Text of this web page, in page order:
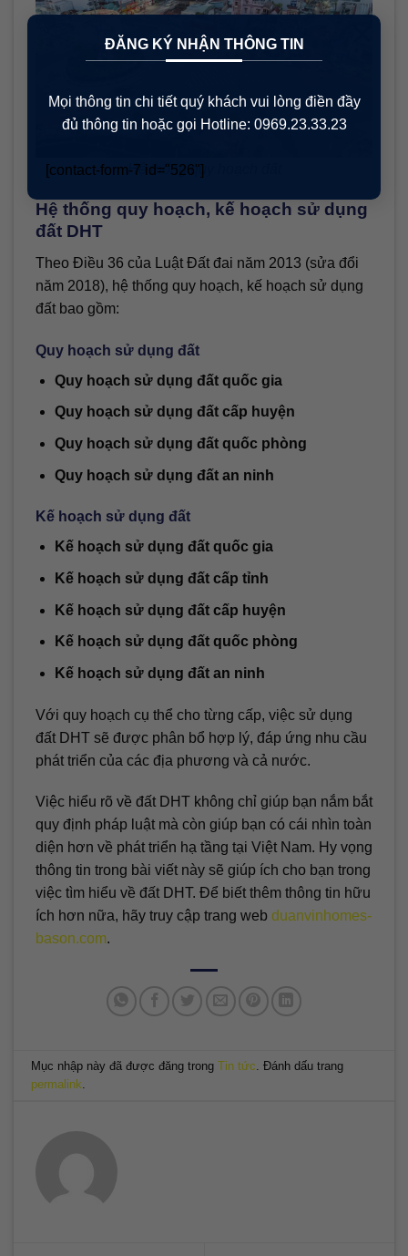
ĐĂNG KÝ NHẬN THÔNG TIN
Mọi thông tin chi tiết quý khách vui lòng điền đầy
đủ thông tin hoặc gọi Hotline: 0969.23.33.23
[contact-form-7 id="526"]
Hệ thống quy hoạch đất
Hệ thống quy hoạch, kế hoạch sử dụng
đất DHT
Theo Điều 36 của Luật Đất đai năm 2013 (sửa đổi
năm 2018), hệ thống quy hoạch, kế hoạch sử dụng
đất bao gồm:
Quy hoạch sử dụng đất
Quy hoạch sử dụng đất quốc gia
Quy hoạch sử dụng đất cấp huyện
Quy hoạch sử dụng đất quốc phòng
Quy hoạch sử dụng đất an ninh
Kế hoạch sử dụng đất
Kế hoạch sử dụng đất quốc gia
Kế hoạch sử dụng đất cấp tỉnh
Kế hoạch sử dụng đất cấp huyện
Kế hoạch sử dụng đất quốc phòng
Kế hoạch sử dụng đất an ninh
Với quy hoạch cụ thể cho từng cấp, việc sử dụng
đất DHT sẽ được phân bổ hợp lý, đáp ứng nhu cầu
phát triển của các địa phương và cả nước.
Việc hiểu rõ về đất DHT không chỉ giúp bạn nắm bắt
quy định pháp luật mà còn giúp bạn có cái nhìn toàn
diện hơn về phát triển hạ tầng tại Việt Nam. Hy vọng
thông tin trong bài viết này sẽ giúp ích cho bạn trong
việc tìm hiểu về đất DHT. Để biết thêm thông tin hữu
ích hơn nữa, hãy truy cập trang web duanvinhomes-
bason.com.
Mục nhập này đã được đăng trongTin tức . Đánh dấu trang
permalink